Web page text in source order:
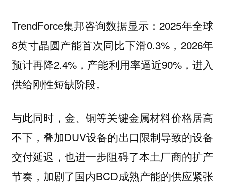
TrendForce集邦咨询数据显示：2025年全球
8英寸晶圆产能首次同比下滑0.3%，2026年
预计再降2.4%，产能利用率逼近90%，进入
供给刚性短缺阶段。
与此同时，金、铜等关键金属材料价格居高
不下，叠加DUV设备的出口限制导致的设备
交付延迟，也进一步阻碍了本土厂商的扩产
节奏，加剧了国内BCD成熟产能的供应紧张